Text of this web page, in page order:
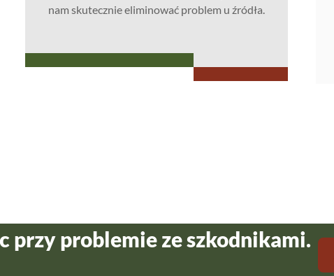
nam skutecznie eliminować problem u źródła.
przy problemie ze szkodnikami.